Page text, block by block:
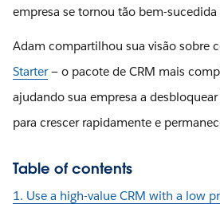
empresa se tornou tão bem-
Adam compartilhou sua visão sobre
Starter— o pacote de CRM mais
ajudando sua empresa a
para crescer rapidamente e
Table of contents
1. Use a high-value CRM with a low